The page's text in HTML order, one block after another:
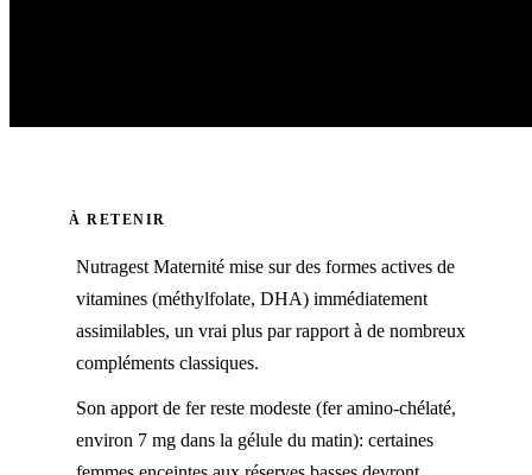
À RETENIR
Nutragest Maternité mise sur des formes actives de
vitamines (méthylfolate, DHA) immédiatement
assimilables, un vrai plus par rapport à de nombreux
compléments classiques.
Son apport de fer reste modeste (fer amino-chélaté,
environ 7 mg dans la gélule du matin): certaines